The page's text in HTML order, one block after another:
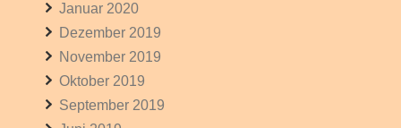
Januar 2020
Dezember 2019
November 2019
Oktober 2019
September 2019